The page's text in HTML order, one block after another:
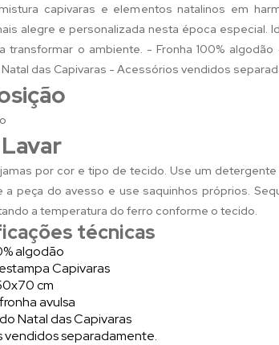
capivaras e elementos natalinos em
alegre e personalizada nesta época especial.
transformar o ambiente. - Fronha 100%
das Capivaras - Acessórios vendidos
por cor e tipo de tecido. Use um
a peça do avesso e use saquinhos próprios.
a temperatura do ferro conforme o tecido.
técnicas
algodão
Capivaras
cm
avulsa
Natal das Capivaras
vendidos separadamente.